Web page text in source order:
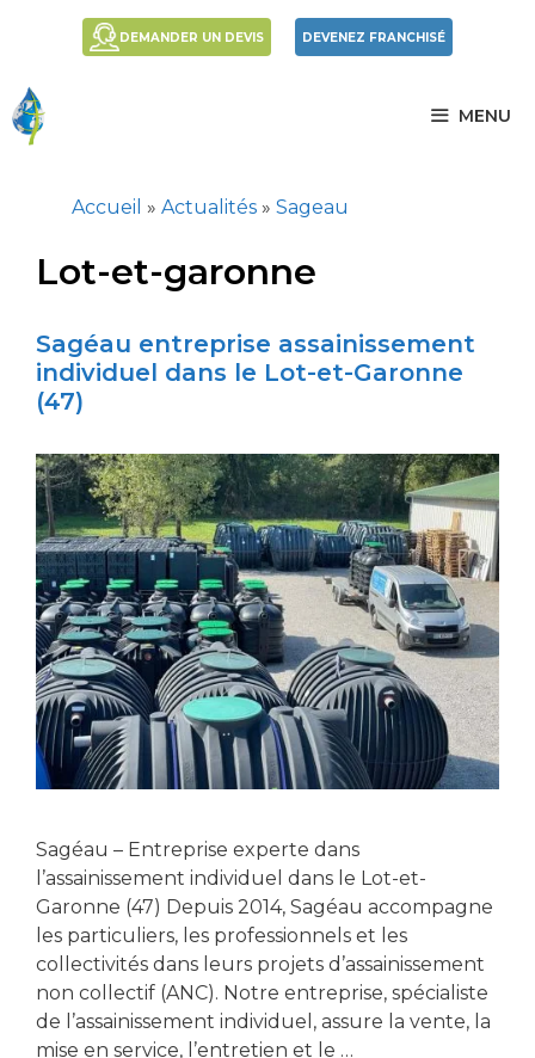
DEMANDER UN DEVIS DEVENEZ FRANCHISÉ
MENU
Accueil » Actualités » Sageau
Lot-et-garonne
Sagéau entreprise assainissement
individuel dans le Lot-et-Garonne
(47)
Sagéau – Entreprise experte dans
l’assainissement individuel dans le Lot-et-
Garonne (47) Depuis 2014, Sagéau accompagne
les particuliers, les professionnels et les
collectivités dans leurs projets d’assainissement
non collectif (ANC). Notre entreprise, spécialiste
de l’assainissement individuel, assure la vente, la
mise en service, l’entretien et le …